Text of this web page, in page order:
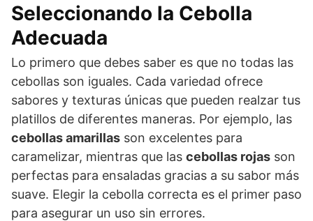
Seleccionando la Cebolla
Adecuada
Lo primero que debes saber es que no todas las
cebollas son iguales. Cada variedad ofrece
sabores y texturas únicas que pueden realzar tus
platillos de diferentes maneras. Por ejemplo, las
cebollas amarillas son excelentes para
caramelizar, mientras que las cebollas rojas son
perfectas para ensaladas gracias a su sabor más
suave. Elegir la cebolla correcta es el primer paso
para asegurar un uso sin errores.